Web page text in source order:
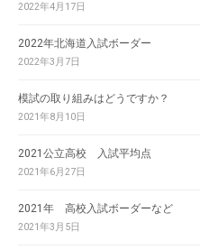
2022年4月17日
2022年北海道入試ボーダー
2022年3月7日
模試の取り組みはどうですか？
2021年8月10日
2021公立高校 入試平均点
2021年6月27日
2021年 高校入試ボーダーなど
2021年3月5日